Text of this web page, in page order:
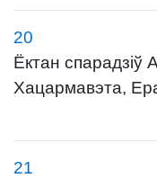
20
Ёктан
Хацармавэта,
21